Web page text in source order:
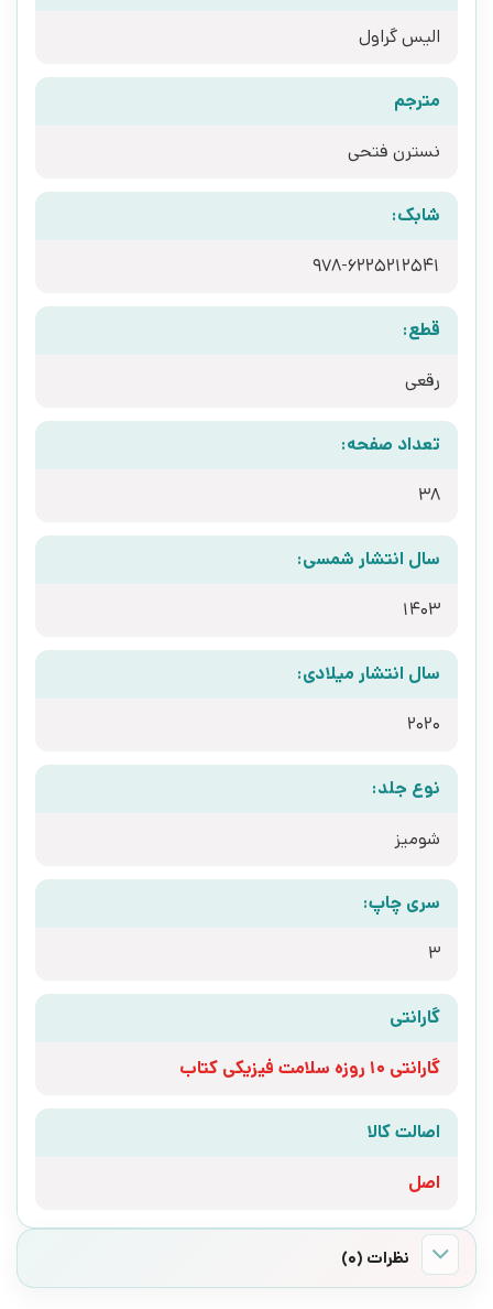
الیس گراول
مترجم
نسترن فتحی
شابک:
978-62252‍12541
قطع:
رقعی
تعداد صفحه:
38
سال انتشار شمسی:
1403
سال انتشار میلادی:
2020
نوع جلد:
شومیز
سری چاپ:
3
گارانتی
گارانتی 10 روزه سلامت فیزیکی کتاب
اصالت کالا
اصل
نظرات (0)